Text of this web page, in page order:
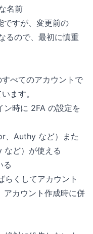
名前
ですが、変更前の
るので、最初に慎重
べてのアカウントで
ます。
ン時に 2FA の設定を
、Authy など）また
など）が使える
る
らくしてアカウント
アカウント作成時に併